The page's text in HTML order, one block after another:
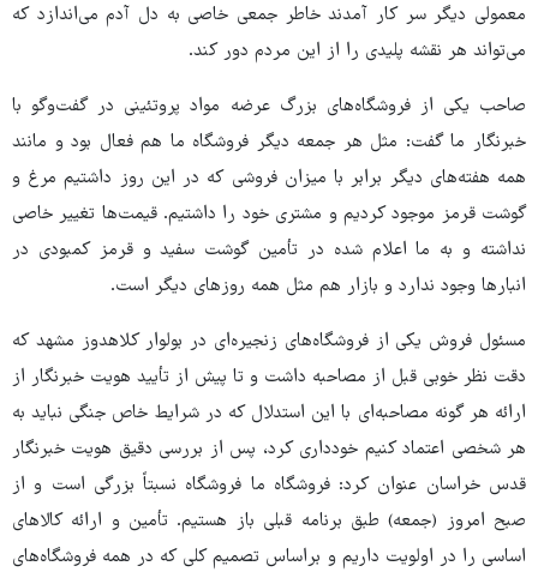
معمولی دیگر سر کار آمدند خاطر جمعی خاصی به دل آدم می‌اندازد که
می‌تواند هر نقشه پلیدی را از این مردم دور کند.
صاحب یکی از فروشگاه‌های بزرگ عرضه مواد پروتئینی در گفت‌وگو با
خبرنگار ما گفت: مثل هر جمعه دیگر فروشگاه ما هم فعال بود و مانند
همه هفته‌های دیگر برابر با میزان فروشی که در این روز داشتیم مرغ و
گوشت قرمز موجود کردیم و مشتری خود را داشتیم. قیمت‌ها تغییر خاصی
نداشته و به ما اعلام شده در تأمین گوشت سفید و قرمز کمبودی در
انبارها وجود ندارد و بازار هم مثل همه روزهای دیگر است.
مسئول فروش یکی از فروشگاه‌های زنجیره‌ای در بولوار کلاهدوز مشهد که
دقت نظر خوبی قبل از مصاحبه داشت و تا پیش از تأیید هویت خبرنگار از
ارائه هر گونه مصاحبه‌ای با این استدلال که در شرایط خاص جنگی نباید به
هر شخصی اعتماد کنیم خودداری کرد، پس از بررسی دقیق هویت خبرنگار
قدس خراسان عنوان کرد: فروشگاه ما فروشگاه نسبتاً بزرگی است و از
صبح امروز (جمعه) طبق برنامه قبلی باز هستیم. تأمین و ارائه کالاهای
اساسی را در اولویت داریم و براساس تصمیم کلی که در همه فروشگاه‌های